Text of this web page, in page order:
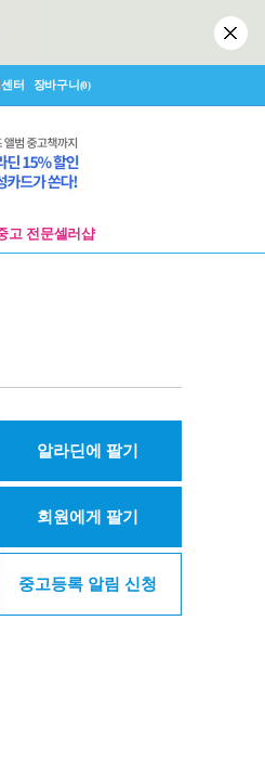
터 장바구니(0)
고 전문셀러샵
알라딘에 팔기
회원에게 팔기
중고등록 알림 신청